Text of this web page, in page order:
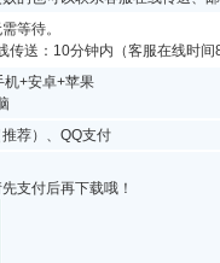
等待。
传送：10分钟内（客服在线时间
机+安卓+苹果
荐）、QQ支付
支付后再下载哦！